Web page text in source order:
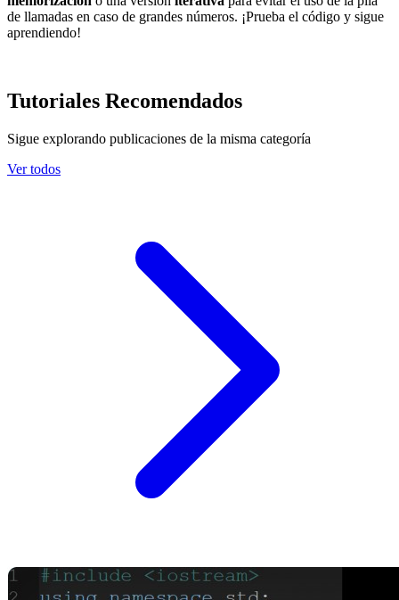
de llamadas en caso de grandes números. ¡Prueba el código y sigue
aprendiendo!
Tutoriales Recomendados
Sigue explorando publicaciones de la misma categoría
Ver todos